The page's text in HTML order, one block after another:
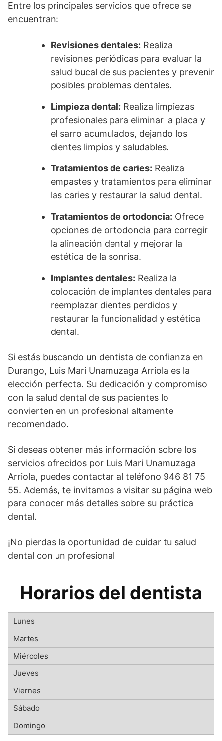
Entre los principales servicios que ofrece se
encuentran:
Revisiones dentales: Realiza
revisiones periódicas para evaluar la
salud bucal de sus pacientes y prevenir
posibles problemas dentales.
Limpieza dental: Realiza limpiezas
profesionales para eliminar la placa y
el sarro acumulados, dejando los
dientes limpios y saludables.
Tratamientos de caries: Realiza
empastes y tratamientos para eliminar
las caries y restaurar la salud dental.
Tratamientos de ortodoncia: Ofrece
opciones de ortodoncia para corregir
la alineación dental y mejorar la
estética de la sonrisa.
Implantes dentales: Realiza la
colocación de implantes dentales para
reemplazar dientes perdidos y
restaurar la funcionalidad y estética
dental.
Si estás buscando un dentista de confianza en
Durango, Luis Mari Unamuzaga Arriola es la
elección perfecta. Su dedicación y compromiso
con la salud dental de sus pacientes lo
convierten en un profesional altamente
recomendado.
Si deseas obtener más información sobre los
servicios ofrecidos por Luis Mari Unamuzaga
Arriola, puedes contactar al teléfono 946 81 75
55. Además, te invitamos a visitar su página web
para conocer más detalles sobre su práctica
dental.
¡No pierdas la oportunidad de cuidar tu salud
dental con un profesional
Horarios del dentista